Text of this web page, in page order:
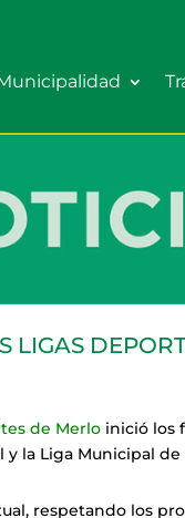
LIGAS
de Merlo inició los
la Liga Municipal de
respetando los